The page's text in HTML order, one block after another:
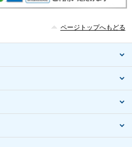
ページトップへもどる